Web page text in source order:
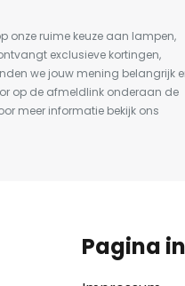
onze ruime keuze aan lampen,
exclusieve kortingen,
we jouw mening belangrijk
op de afmeldlink onderaan de
meer informatie bekijk ons
Pagina